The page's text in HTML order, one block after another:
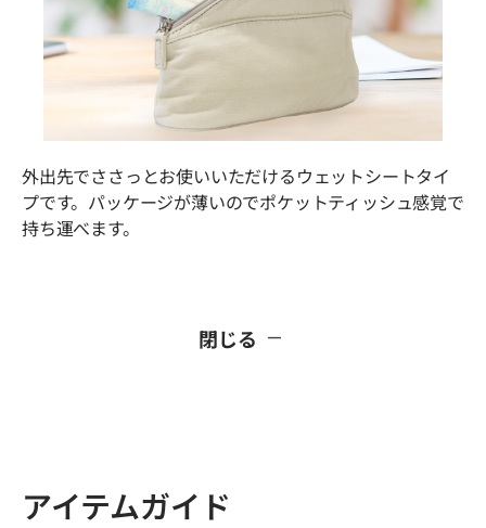
外出先でささっとお使いいただけるウェットシートタイ
プです。パッケージが薄いのでポケットティッシュ感覚で
持ち運べます。
閉じる
アイテムガイド